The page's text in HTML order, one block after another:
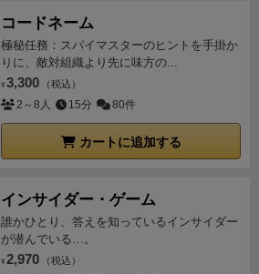
コードネーム
極秘任務：スパイマスターのヒントを手掛か
りに、敵対組織より先に味方の...
¥ 3,300 （税込）
2～8人 15分 80件
カートに追加する
インサイダー・ゲーム
誰かひとり、答えを知っているインサイダー
が潜んでいる…。
¥ 2,970 （税込）